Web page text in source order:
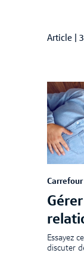
Article
Essayez
discuter